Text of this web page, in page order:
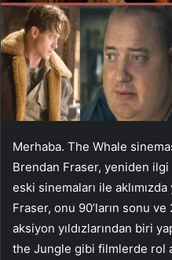
Merhaba. The Whale
Brendan Fraser, yeniden ilgi
eski sinemaları ile
Fraser, onu 90’ların sonu
aksiyon yıldızlarından biri
the Jungle gibi filmlerde rol